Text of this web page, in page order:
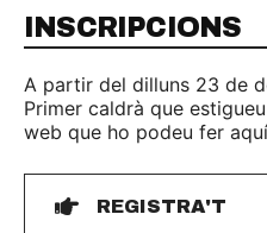
INSCRIPCIONS
A partir del dilluns 23 de
Primer caldrà que
web que ho podeu fer
REGISTRA'T